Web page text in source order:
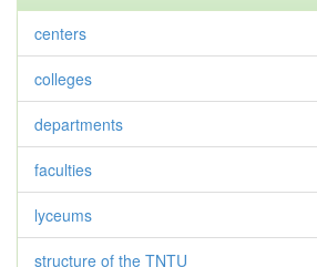
centers
colleges
departments
faculties
lyceums
structure of the TNTU